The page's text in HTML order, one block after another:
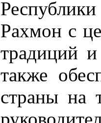
Рахмон с
традиций
также
страны на